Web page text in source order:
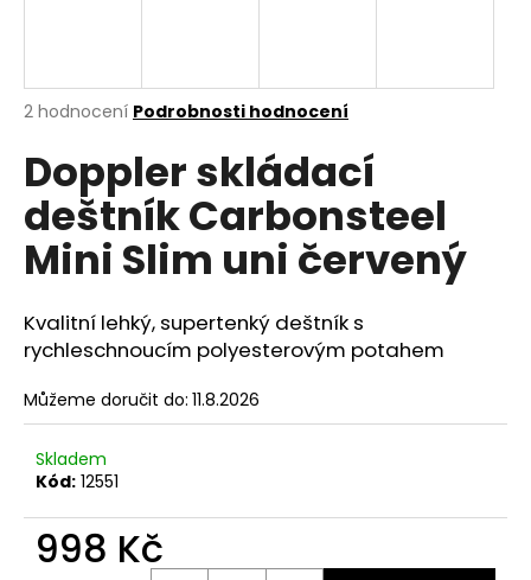
Průměrné
produktu
je
5,0
z
5
hvězdiček.
2 hodnocení Podrobnosti hodnocení
Doppler skládací
deštník Carbonsteel
Mini Slim uni červený
Kvalitní lehký, supertenký deštník s
rychleschnoucím polyesterovým potahem
Můžeme doručit do: 11.8.2026
Skladem
Kód: 12551
998 Kč
í
t
?
HLEDAT
o
p
o
u
u